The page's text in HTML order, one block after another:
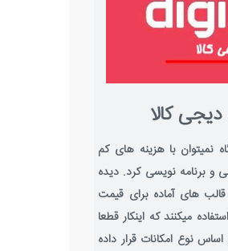
کالا
نمیتوان با هزینه های کم
و برنامه نویسی کرد. دیده
های آماده برای قیمت
میکنند که اینکار قطعا
نوع امکانات قرار داده